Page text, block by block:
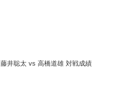
藤井聡太 vs 高橋道雄 対戦成績